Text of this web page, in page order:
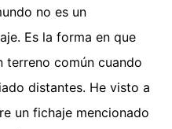
no es un
Es la forma en que
terreno común cuando
distantes. He visto a
un fichaje mencionado